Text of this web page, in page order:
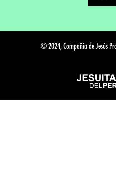
© 2024, Compañía de Jesús